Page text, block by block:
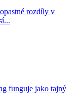
rozdíly v
funguje jako tajný